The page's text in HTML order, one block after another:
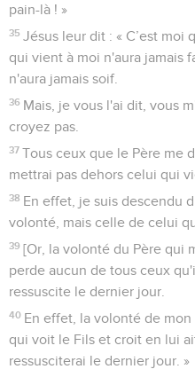
pain-là ! »
35 Jésus leur dit : « C’est moi
qui vient à moi n'aura jamais
n'aura jamais soif.
36 Mais, je vous l'ai dit, vous
croyez pas.
37 Tous ceux que le Père me
mettrai pas dehors celui qui
38 En effet, je suis descendu
volonté, mais celle de celui
39 [Or, la volonté du Père qui
perde aucun de tous ceux
ressuscite le dernier jour.
40 En effet, la volonté de
qui voit le Fils et croit en lui
ressusciterai le dernier jour. »